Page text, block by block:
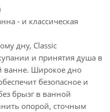
- и классическая
дну, Classic
и принятия душа в
ванне. Широкое дно
безопасное и
брызг в ванной
опорой, сточным